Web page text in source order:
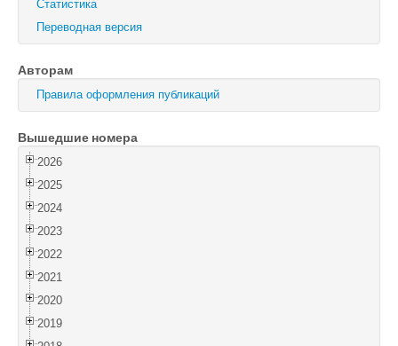
Физика твердого тела
Физика и техника полупроводников
Оптика и спектроскопия
Поиск
Войти
Статистика
Переводная версия
Авторам
Правила оформления публикаций
Вышедшие номера
2026
2025
2024
2023
2022
2021
2020
2019